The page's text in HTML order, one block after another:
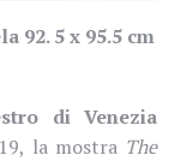
92. 5 x 95.5 cm
di Venezia
la mostra The